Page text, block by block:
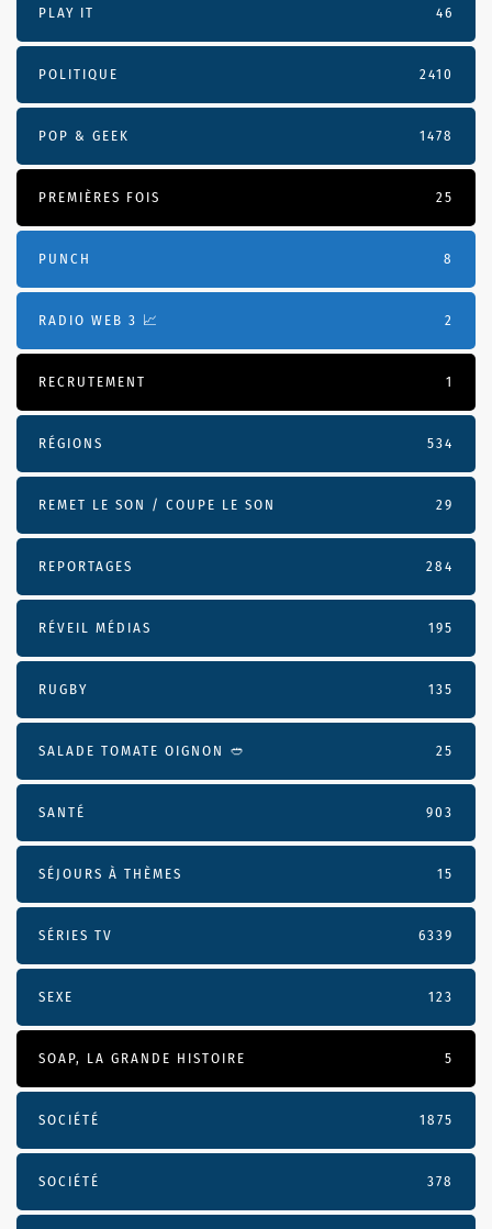
PLAY IT 46
POLITIQUE 2410
POP & GEEK 1478
PREMIÈRES FOIS 25
PUNCH 8
RADIO WEB 3 📈 2
RECRUTEMENT 1
RÉGIONS 534
REMET LE SON / COUPE LE SON 29
REPORTAGES 284
RÉVEIL MÉDIAS 195
RUGBY 135
SALADE TOMATE OIGNON 🥙 25
SANTÉ 903
SÉJOURS À THÈMES 15
SÉRIES TV 6339
SEXE 123
SOAP, LA GRANDE HISTOIRE 5
SOCIÉTÉ 1875
SOCIÉTÉ 378